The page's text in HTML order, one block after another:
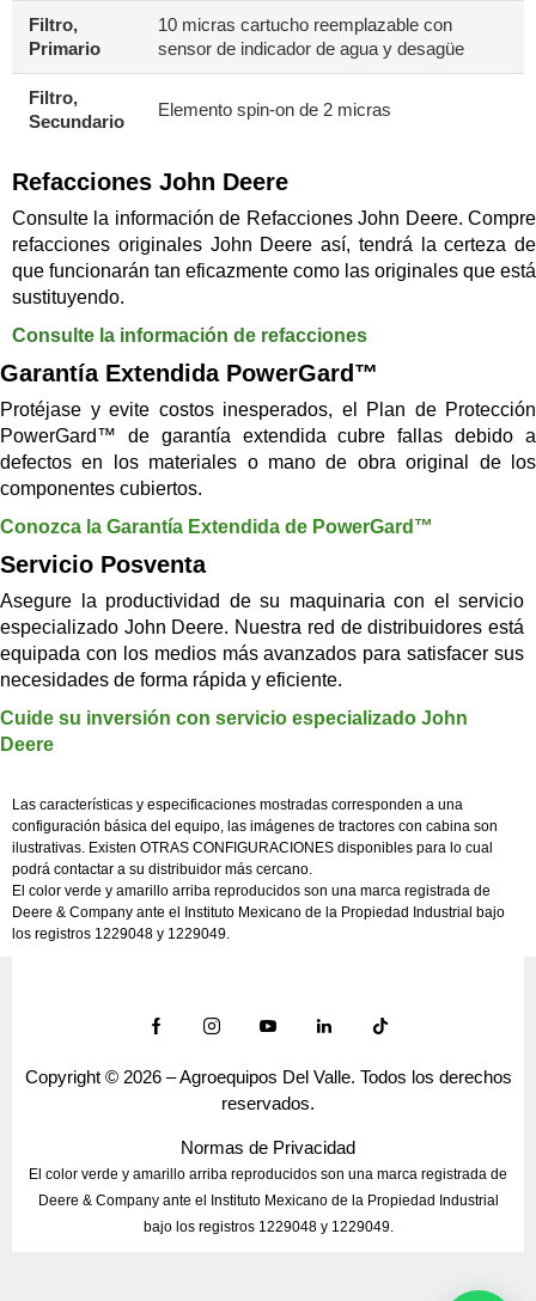
Filtro,
Primario
10 micras cartucho reemplazable con
sensor de indicador de agua y desagüe
Filtro,
Secundario
Elemento spin-on de 2 micras
Refacciones John Deere
Consulte la información de Refacciones John Deere. Compre
refacciones originales John Deere así, tendrá la certeza de
que funcionarán tan eficazmente como las originales que está
sustituyendo.
Consulte la información de refacciones
Garantía Extendida PowerGard™
Protéjase y evite costos inesperados, el Plan de Protección
PowerGard™ de garantía extendida cubre fallas debido a
defectos en los materiales o mano de obra original de los
componentes cubiertos.
Conozca la Garantía Extendida de PowerGard™
Servicio Posventa
Asegure la productividad de su maquinaria con el servicio
especializado John Deere. Nuestra red de distribuidores está
equipada con los medios más avanzados para satisfacer sus
necesidades de forma rápida y eficiente.
Cuide su inversión con servicio especializado John
Deere
Las características y especificaciones mostradas corresponden a una
configuración básica del equipo, las imágenes de tractores con cabina son
ilustrativas. Existen OTRAS CONFIGURACIONES disponibles para lo cual
podrá contactar a su distribuidor más cercano.
El color verde y amarillo arriba reproducidos son una marca registrada de
Deere & Company ante el Instituto Mexicano de la Propiedad Industrial bajo
los registros 1229048 y 1229049.
Copyright © 2026 – Agroequipos Del Valle. Todos los derechos
reservados.
Normas de Privacidad
El color verde y amarillo arriba reproducidos son una marca registrada de
Deere & Company ante el Instituto Mexicano de la Propiedad Industrial
bajo los registros 1229048 y 1229049.